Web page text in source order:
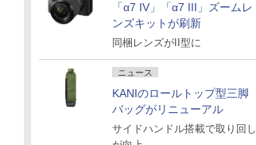
「α7 IV」「α7 III」ズームレ
ンズキットが刷新
同梱レンズがII型に
ニュース
KANIのロールトップ型三脚
バッグがリニューアル
サイドハンドル搭載で取り回し